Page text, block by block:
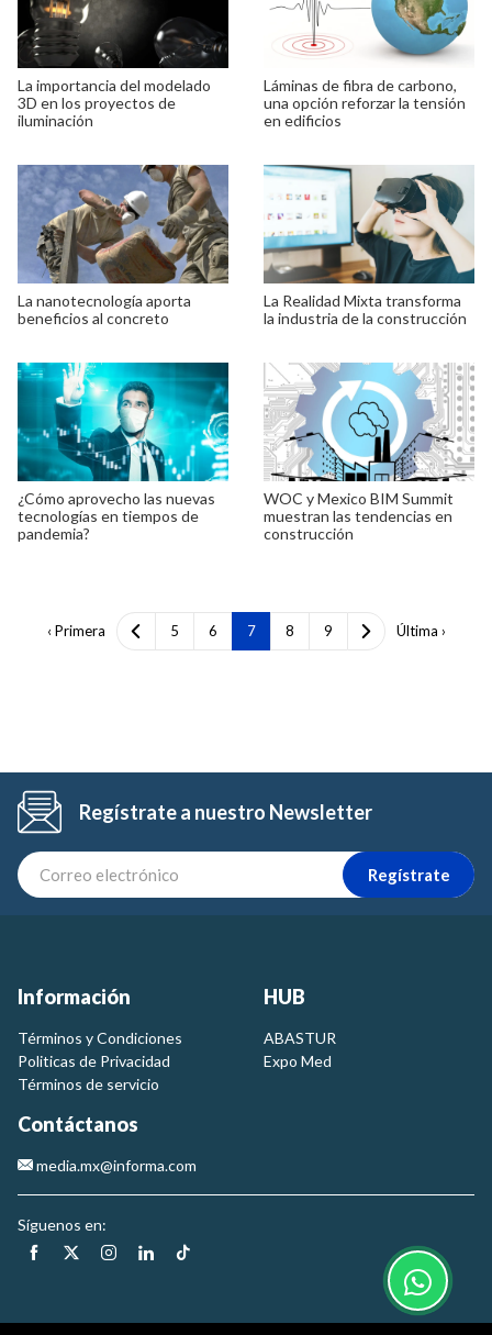
La importancia del modelado
3D en los proyectos de
iluminación
Láminas de fibra de carbono,
una opción reforzar la tensión
en edificios
La nanotecnología aporta
beneficios al concreto
La Realidad Mixta transforma
la industria de la construcción
¿Cómo aprovecho las nuevas
tecnologías en tiempos de
pandemia?
WOC y Mexico BIM Summit
muestran las tendencias en
construcción
‹ Primera 5 6 7 8 9 Última ›
Regístrate a nuestro Newsletter
Regístrate
Información
Términos y Condiciones
Politicas de Privacidad
Términos de servicio
HUB
ABASTUR
Expo Med
Contáctanos
media.mx@informa.com
Síguenos en: